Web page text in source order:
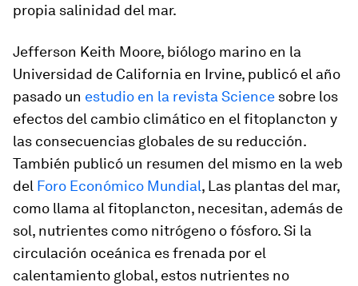
propia salinidad del mar.
Jefferson Keith Moore, biólogo marino en la
Universidad de California en Irvine, publicó el año
pasado un estudio en la revista Science sobre los
efectos del cambio climático en el fitoplancton y
las consecuencias globales de su reducción.
También publicó un resumen del mismo en la web
del Foro Económico Mundial, Las plantas del mar,
como llama al fitoplancton, necesitan, además de
sol, nutrientes como nitrógeno o fósforo. Si la
circulación oceánica es frenada por el
calentamiento global, estos nutrientes no